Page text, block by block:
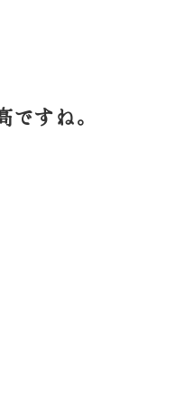
すね。